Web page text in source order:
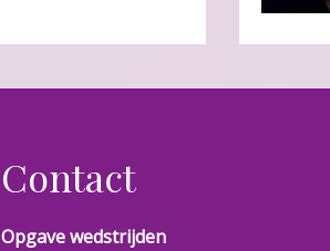
Contact
Opgave wedstrijden